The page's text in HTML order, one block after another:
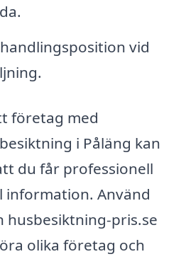
vid
företag med
i Påläng kan
du får professionell
information. Använd
pris.se
olika företag och